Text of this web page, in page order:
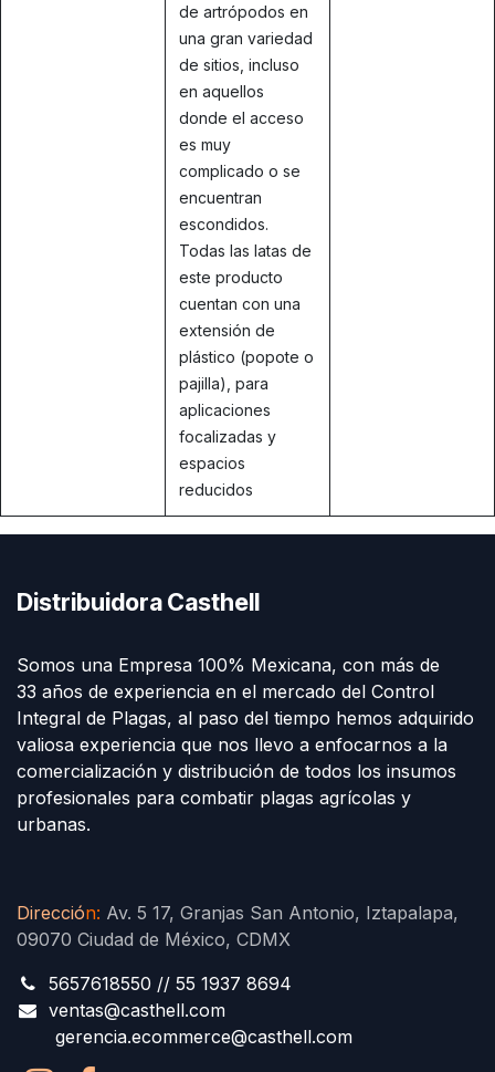
de artrópodos en
una gran variedad
de sitios, incluso
en aquellos
donde el acceso
es muy
complicado o se
encuentran
escondidos.
Todas las latas de
este producto
cuentan con una
extensión de
plástico (popote o
pajilla), para
aplicaciones
focalizadas y
espacios
reducidos
Distribuidora Casthell
Somos una Empresa 100% Mexicana, con más de
33 años de experiencia en el mercado del Control
Integral de Plagas, al paso del tiempo hemos adquirido
valiosa experiencia que nos llevo a enfocarnos a la
comercialización y distribución de todos los insumos
profesionales para combatir plagas agrícolas y
urbanas.
Dirección: Av. 5 17, Granjas San Antonio, Iztapalapa,
09070 Ciudad de México, CDMX
5657618550 // 55 1937 8694
ventas@casthell.com
gerencia.ecommerce@casthell.com